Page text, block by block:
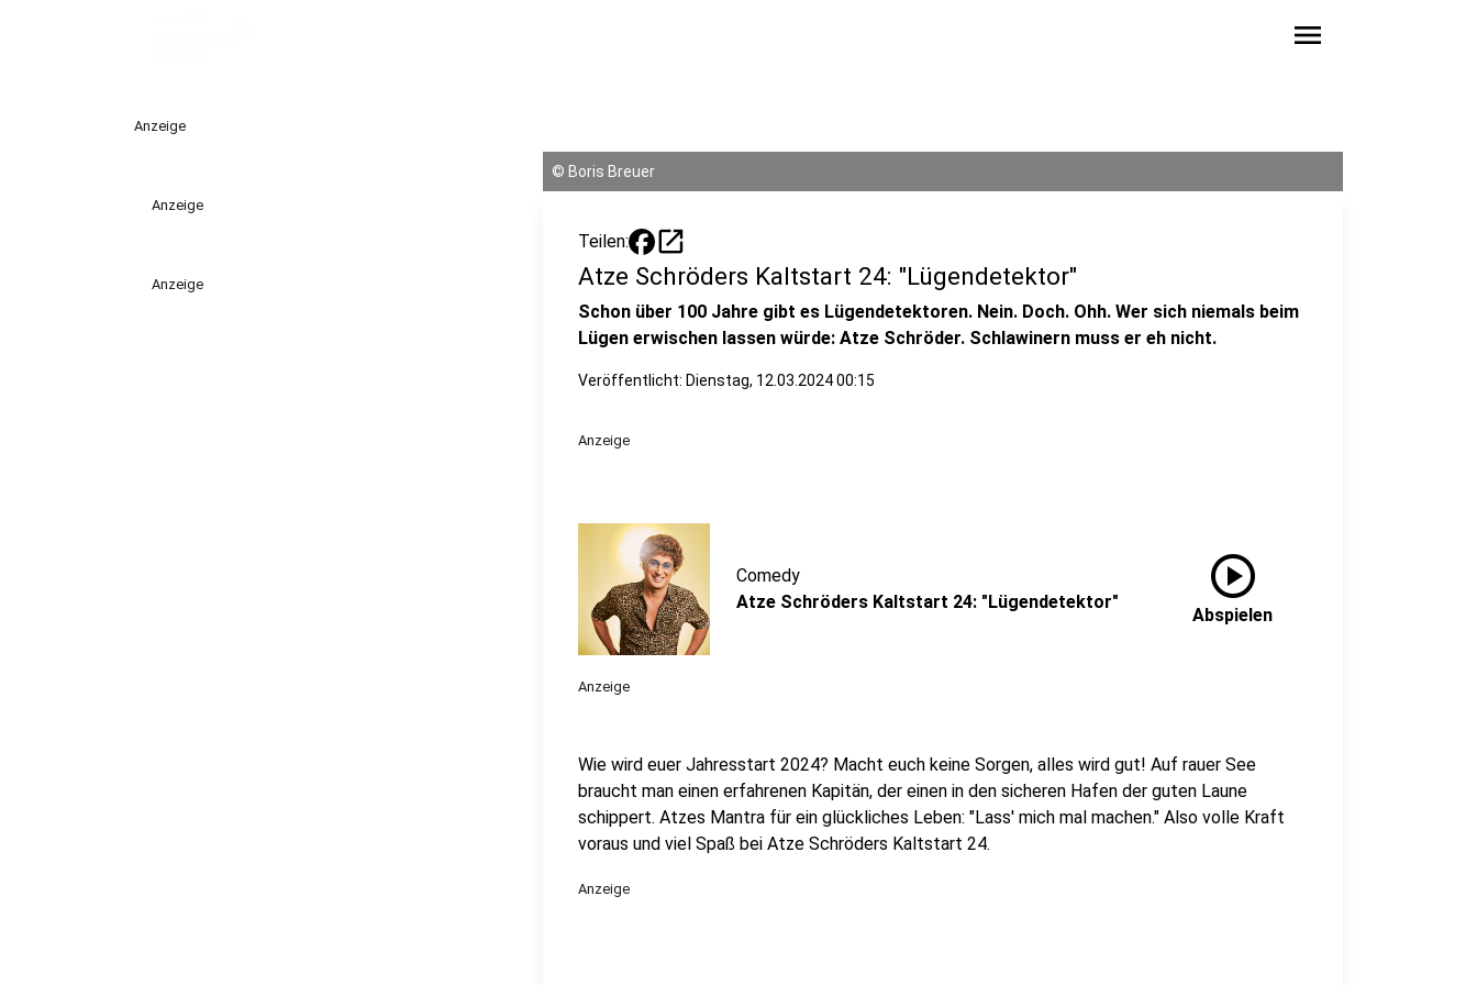
menu
Anzeige
Anzeige
Anzeige
© Boris Breuer
Teilen: open_in_new
Atze Schröders Kaltstart 24: "Lügendetektor"
Schon über 100 Jahre gibt es Lügendetektoren. Nein. Doch. Ohh. Wer sich niemals beim
Lügen erwischen lassen würde: Atze Schröder. Schlawinern muss er eh nicht.
Veröffentlicht: Dienstag, 12.03.2024 00:15
Anzeige
Comedy
Atze Schröders Kaltstart 24: "Lügendetektor"
play_circle
Abspielen
Anzeige
Wie wird euer Jahresstart 2024? Macht euch keine Sorgen, alles wird gut! Auf rauer See
braucht man einen erfahrenen Kapitän, der einen in den sicheren Hafen der guten Laune
schippert. Atzes Mantra für ein glückliches Leben: "Lass' mich mal machen." Also volle Kraft
voraus und viel Spaß bei Atze Schröders Kaltstart 24.
Anzeige